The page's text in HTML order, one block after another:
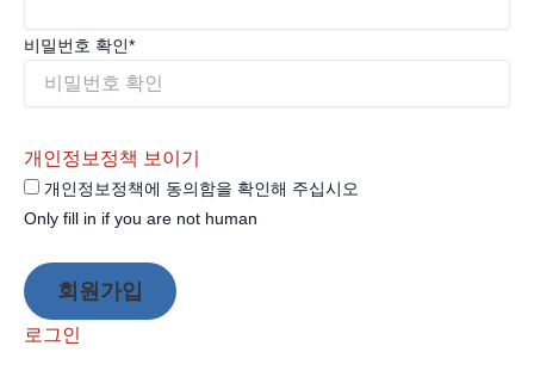
비밀번호 확인*
개인정보정책 보이기
개인정보정책에 동의함을 확인해 주십시오
Only fill in if you are not human
로그인